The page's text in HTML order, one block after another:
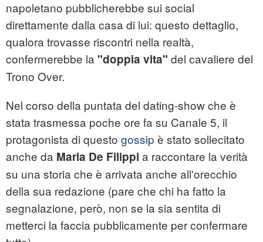
napoletano pubblicherebbe sui social
direttamente dalla casa di lui: questo dettaglio,
qualora trovasse riscontri nella realtà,
confermerebbe la "doppia vita" del cavaliere del
Trono Over.
Nel corso della puntata del dating-show che è
stata trasmessa poche ore fa su Canale 5, il
protagonista di questo gossip è stato sollecitato
anche da Maria De Filippi a raccontare la verità
su una storia che è arrivata anche all'orecchio
della sua redazione (pare che chi ha fatto la
segnalazione, però, non se la sia sentita di
metterci la faccia pubblicamente per confermare